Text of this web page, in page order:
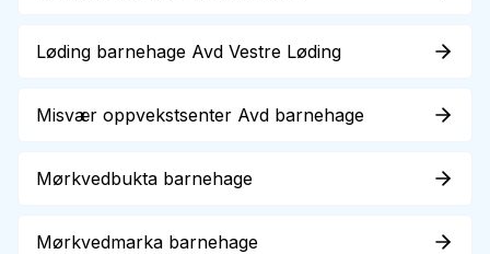
Løding barnehage Avd Vestre Løding
Misvær oppvekstsenter Avd barnehage
Mørkvedbukta barnehage
Mørkvedmarka barnehage